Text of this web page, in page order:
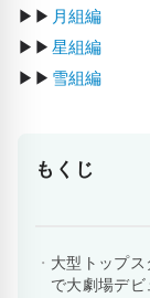
▶▶ 月組編
▶▶ 星組編
▶▶ 雪組編
もくじ
大型トップ
で大劇場デビ